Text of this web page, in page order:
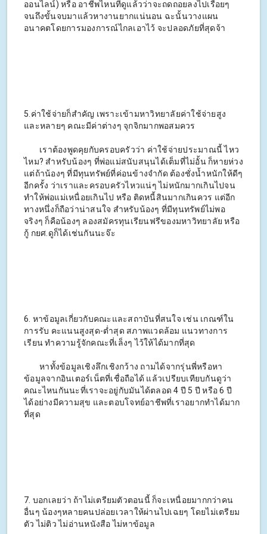
ออนไลน์) หรือ อาชีพไหนที่ดูแล้วว่าจะถดถอยลงไปเรื่อยๆ
จนถึงขั้นจบมาแล้วหางานยากแน่นอน ฉะนั้นวางแผน
อนาคตโดยการมองการณ์ไกลเอาไว้ จะปลอดภัยที่สุดจ้า
5.ค่าใช้จ่ายก็สำคัญ เพราะเข้ามหาวิทยาลัยค่าใช้จ่ายสูง
และหลายๆ คณะมีค่าต่างๆ จุกจิกมากพอสมควร
เราต้องพูดคุยกับครอบครัวว่า ค่าใช้จ่ายประมาณนี้ ไหว
ไหม? สำหรับน้องๆ ที่พ่อแม่สนับสนุนได้เต็มที่ไม่อั้น ก็หายห่วง
แต่ถ้าน้องๆ ที่มีทุนทรัพย์ที่ค่อนข้างจำกัด ต้องชั่งน้ำหนักให้ดีๆ
อีกครั้ง ว่าเราและครอบครัวไหวแน่ๆ ไม่หนักมากเกินไปจน
ทำให้พ่อแม่เหนื่อยเกินไป หรือ ติดหนี้สินมากเกินควร แต่อีก
ทางหนึ่งก็ถือว่าน่าสนใจ สำหรับน้องๆ ที่มีทุนทรัพย์ไม่พอ
จริงๆ ก็คือน้องๆ ลองสมัครทุนเรียนฟรีของมหาวิทยาลัย หรือ
กู้ กยศ.ดูก็ได้เช่นกันนะจ๊ะ
6. หาข้อมูลเกี่ยวกับคณะและสถาบันที่สนใจ เช่น เกณฑ์ใน
การรับ คะแนนสูงสุด-ต่ำสุด สภาพแวดล้อม แนวทางการ
เรียน ทำความรู้จักคณะที่เล็งๆ ไว้ให้ได้มากที่สุด
หาทั้งข้อมูลเชิงลึกเชิงกว้าง ถามได้จากรุ่นพี่หรือหา
ข้อมูลจากอินเตอร์เน็ตที่เชื่อถือได้ แล้วเปรียบเทียบกันดูว่า
คณะไหนกันนะที่เราจะอยู่กับมันได้ตลอด 4 ปี 5 ปี หรือ 6 ปี
ได้อย่างมีความสุข และตอบโจทย์อาชีพที่เราอยากทำได้มาก
ที่สุด
7. บอกเลยว่า ถ้าไม่เตรียมตัวตอนนี้ ก็จะเหนื่อยมากกว่าคน
อื่นๆ น้องๆหลายคนปล่อยเวลาให้ผ่านไปเฉยๆ โดยไม่เตรียม
ตัว ไม่ติว ไม่อ่านหนังสือ ไม่หาข้อมูล